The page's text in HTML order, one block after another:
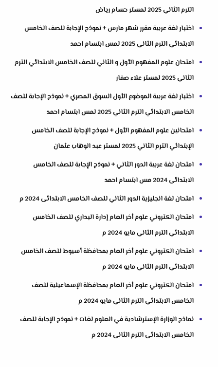
الترم الثاني 2025 لمستر حسام رياض
اختبار لغة عربية مقرر شهر مارس + نموذج الإجابة للصف الخامس
الابتدائي الترم الثاني 2025 لمس ابتسام احمد
امتحان علوم المفهوم الأول و الثاني للصف الخامس الابتدائي الترم
الثاني 2025 لمستر علاء صفار
اختبار لغة عربية الموضوع الأول السوق المصري + نموذج الإجابة للصف
الخامس الابتدائي الترم الثاني 2025 لمس ابتسام احمد
امتحانين علوم المفهوم الأول + نموذج الإجابة للصف الخامس
الإبتدائي الترم الثاني 2025 لمستر عبد الوهاب عثمان
امتحان لغة عربية الدور الثاني + نموذج الإجابة للصف الخامس
الابتدائى 2024 مس ابتسام احمد
امتحان لغة انجليزية الدور الثاني للصف الخامس الابتدائى 2024 م
امتحان الكتروني علوم أخر العام إدارة البداري للصف الخامس
الابتدائي الترم الثاني مايو 2024 م
امتحان الكتروني علوم أخر العام بمحافظة أسيوط للصف الخامس
الابتدائي الترم الثاني مايو 2024 م
امتحان الكتروني علوم أخر العام بمحافظة الإسماعيلية للصف
الخامس الابتدائي الترم الثاني مايو 2024 م
نماذج الوزارة الإسترشادية في العلوم لغات + نموذج الإجابة للصف
الخامس الابتدائى الترم الثانى 2024 م